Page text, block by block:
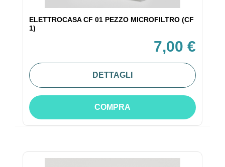
ELETTROCASA CF 01 PEZZO MICROFILTRO (CF
1)
7,00 €
DETTAGLI
COMPRA